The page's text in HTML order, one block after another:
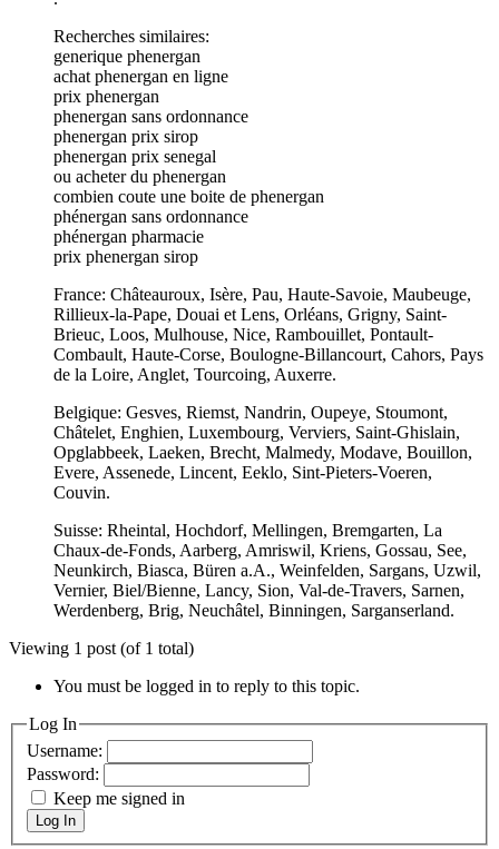
Recherches similaires:
generique phenergan
achat phenergan en ligne
prix phenergan
phenergan sans ordonnance
phenergan prix sirop
phenergan prix senegal
ou acheter du phenergan
combien coute une boite de phenergan
phénergan sans ordonnance
phénergan pharmacie
prix phenergan sirop
France: Châteauroux, Isère, Pau, Haute-Savoie, Maubeuge,
Rillieux-la-Pape, Douai et Lens, Orléans, Grigny, Saint-
Brieuc, Loos, Mulhouse, Nice, Rambouillet, Pontault-
Combault, Haute-Corse, Boulogne-Billancourt, Cahors, Pays
de la Loire, Anglet, Tourcoing, Auxerre.
Belgique: Gesves, Riemst, Nandrin, Oupeye, Stoumont,
Châtelet, Enghien, Luxembourg, Verviers, Saint-Ghislain,
Opglabbeek, Laeken, Brecht, Malmedy, Modave, Bouillon,
Evere, Assenede, Lincent, Eeklo, Sint-Pieters-Voeren,
Couvin.
Suisse: Rheintal, Hochdorf, Mellingen, Bremgarten, La
Chaux-de-Fonds, Aarberg, Amriswil, Kriens, Gossau, See,
Neunkirch, Biasca, Büren a.A., Weinfelden, Sargans, Uzwil,
Vernier, Biel/Bienne, Lancy, Sion, Val-de-Travers, Sarnen,
Werdenberg, Brig, Neuchâtel, Binningen, Sarganserland.
Viewing 1 post (of 1 total)
You must be logged in to reply to this topic.
Log In
Username:
Password:
Keep me signed in
Log In